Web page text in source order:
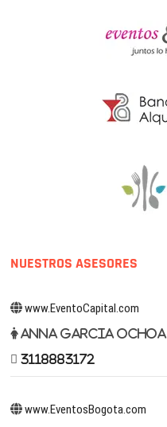
NUESTROS ASESORES
www.EventoCapital.com
Anna Garcia Ochoa
3118883172
www.EventosBogota.com